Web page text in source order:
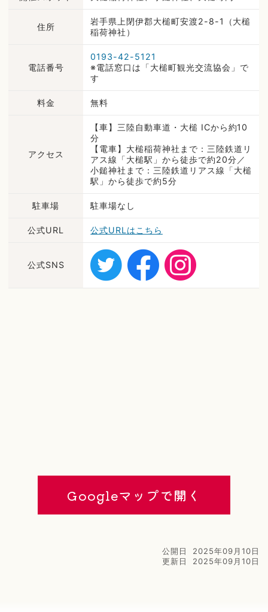
住所
岩手県上閉伊郡大槌町安渡2-8-1（大槌
稲荷神社）
電話番号
0193-42-5121
※電話窓口は「大槌町観光交流協会」で
す
料金 無料
アクセス
【車】三陸自動車道・大槌 ICから約10
分
【電車】大槌稲荷神社まで：三陸鉄道リ
アス線「大槌駅」から徒歩で約20分／
小鎚神社まで：三陸鉄道リアス線「大槌
駅」から徒歩で約5分
駐車場 駐車場なし
公式URL 公式URLはこちら
公式SNS
Googleマップで開く
公開日
2025年09月10日
更新日
2025年09月10日